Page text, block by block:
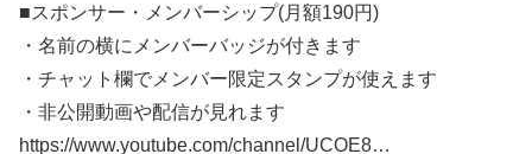
■スポンサー・メンバーシップ(月額190円)
・名前の横にメンバーバッジが付きます
・チャット欄でメンバー限定スタンプが使えます
・非公開動画や配信が見れます
https://www.youtube.com/channel/UCOE8​​​…